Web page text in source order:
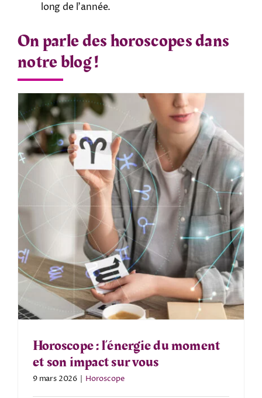
long de l’année.
On parle des horoscopes dans
notre blog !
Horoscope : l’énergie du moment
et son impact sur vous
9 mars 2026 | Horoscope